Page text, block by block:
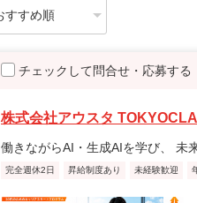
チェックして問合せ・応募する
株式会社アウスタ
働きながらAI・生成AIを学び、 未
完全週休2日 昇給制度あり 未経験歓迎